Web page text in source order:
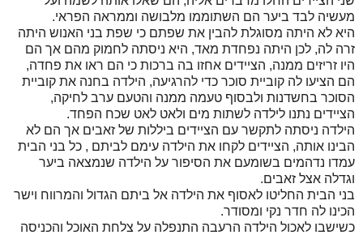
מעשיה לבד ביער הם השתוממו מלבושה וממראה הפראי.
היא לא היתה מסוגלת להבין את שפתם כי שפת בני האנוש היתה
זרה לה, לכן היתה נפחדת מאד, היא ניסתה לחמוק מהם אך הם
היו זריזים ממנה, הציידים אחזו בה ברכות כי הם ראו את פחדה,
הם הציעו לה קוביית סוכר כדי להרגיעה, הילדה בחנה את קוביית
הסוכר בחשדנות ולבסוף טעמה ממנה והטעם ערב לחיקה,
הציידים נתנו לילדה לשתות מים ולאט לאט שכח הפחד.
הילדה ניסתה לתקשר עם הציידים ביללות של זאבים אך הם לא
הבינו אותה, הציידים לקחו את הילדה עימם לביתם , כל בני הבית
עמדו נדהמים בשומעם את הסיפור על הילדה שנמצאה ביער
וגדלה אצל זאבים.
בני הבית החליטו לאסוף את הילדה אל ביתם הגדול והמרווח וישר
הכינו לה חדר נקי ומסודר.
כשישבו לאכול הילדה הרעבה התנפלה על צלחת האוכל והכניסה